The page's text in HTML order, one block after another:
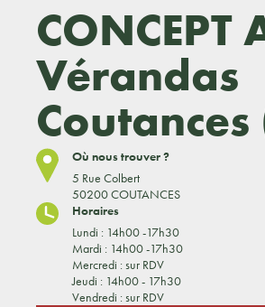
CONCEPT
Vérandas
Où nous trouver ?
5 Rue Colbert
50200 COUTANCES
Horaires
Lundi : 14h00 -17h30
Mardi : 14h00 -17h30
Mercredi : sur RDV
Jeudi : 14h00 - 17h30
Vendredi : sur RDV